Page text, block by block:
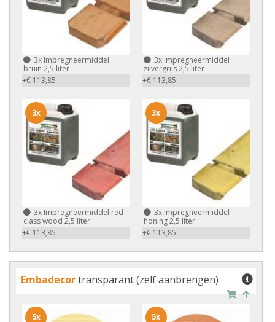
3x Impregneermiddel
bruin 2,5 liter
+€ 113,85
3xImpregneermiddel
zilvergrijs 2,5 liter
+€ 113,85
3x Impregneermiddel red
class wood 2,5 liter
+€ 113,85
3x
3xImpregneermiddel
honing 2,5 liter
+€ 113,85
3x
Embadecortransparant (zelf aanbrengen)
5x 5x